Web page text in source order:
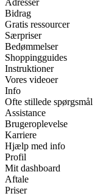
Bidrag
Gratis ressourcer
Særpriser
Bedømmelser
Shoppingguides
Instruktioner
Vores videoer
Info
Ofte stillede spørgsmål
Assistance
Brugeroplevelse
Karriere
Hjælp med info
Profil
Mit dashboard
Aftale
Priser